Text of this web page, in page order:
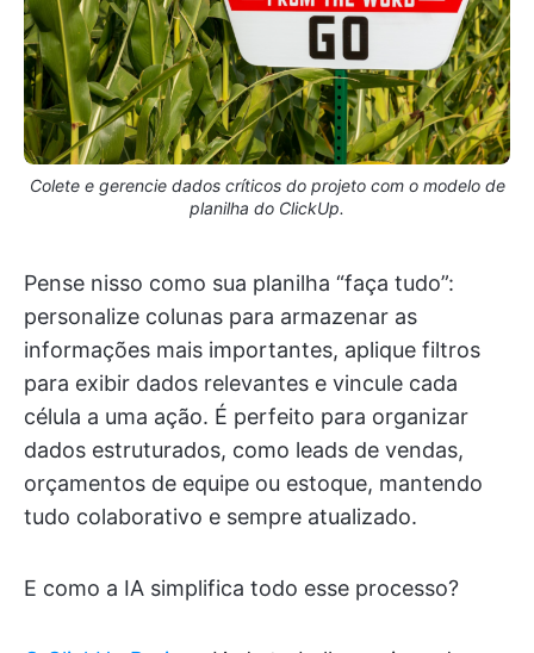
Colete e gerencie dados críticos do projeto com o modelo de
planilha do ClickUp.
Pense nisso como sua planilha “faça tudo”:
personalize colunas para armazenar as
informações mais importantes, aplique filtros
para exibir dados relevantes e vincule cada
célula a uma ação. É perfeito para organizar
dados estruturados, como leads de vendas,
orçamentos de equipe ou estoque, mantendo
tudo colaborativo e sempre atualizado.
E como a IA simplifica todo esse processo?